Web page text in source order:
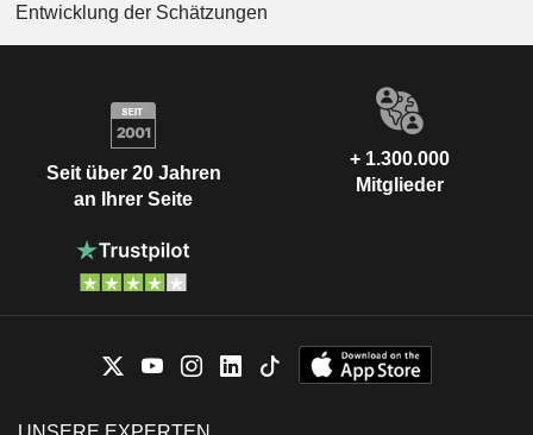
Entwicklung der Schätzungen
Seit über 20 Jahren
an Ihrer Seite
+ 1.300.000
Mitglieder